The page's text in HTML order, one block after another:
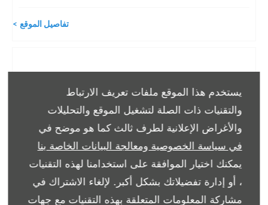
يستخدم هذا الموقع ملفات تعريف الارتباط
والتقنيات ذات الصلة لتشغيل الموقع والتحليلات
والأغراض الإعلانية لطرف ثالث كما هو موضح في
في سياسة الخصوصية ومعالجة البيانات الخاصة بنا
يمكنك اختيار الموافقة على استخدامنا لهذه التقنيات
، أو إدارة تفضيلاتك بشكل أكبر. لإلغاء الاشتراك في
مشاركة المعلومات المتعلقة بهذه التقنيات مع جهات
تفاصيل الموقع